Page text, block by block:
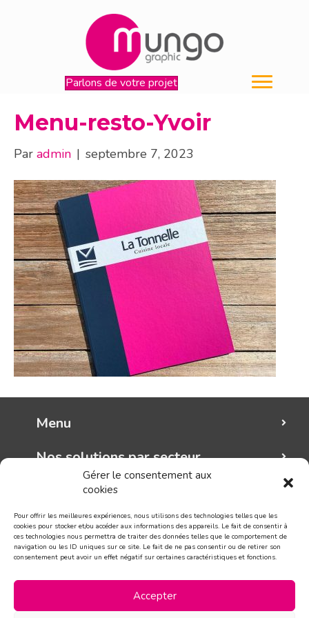
Gérer le consentement aux
cookies
Pour offrir les meilleures expériences, nous utilisons des technologies telles que les
cookies pour stocker et/ou accéder aux informations des appareils. Le fait de consentir à
ces technologies nous permettra de traiter des données telles que le comportement de
navigation ou les ID uniques sur ce site. Le fait de ne pas consentir ou de retirer son
consentement peut avoir un effet négatif sur certaines caractéristiques et fonctions.
Accepter
Parlons de votre projet
Menu-resto-Yvoir
Par admin | septembre 7, 2023
Menu
Nos solutions par secteur
Mungo graphic
Suivez-nous!
CONTACT